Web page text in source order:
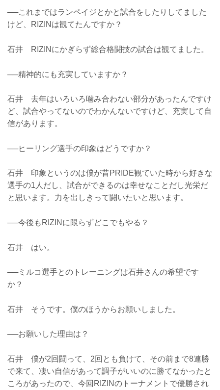
──これまではランペイジとかと試合をしたりしてました
けど、RIZINは観てたんですか？
石井 RIZINにかぎらず総合格闘技の試合は観てました。
──精神的にも充実していますか？
石井 去年はいろいろ噛み合わない部分があったんですけ
ど、試合やってないのでわかんないですけど、充実して自
信があります。
──ヒーリング選手の印象はどうですか？
石井 印象というのは僕が昔PRIDE観ていた時から好きな
選手の1人だし、試合ができるのは幸せなことだし光栄だ
と思います。力を出しきって闘いたいと思います。
──今後もRIZINに限らずどこでもやる？
石井 はい。
──ミルコ選手とのトレーニングは石井さんの希望です
か？
石井 そうです。僕のほうからお願いしました。
──お願いした理由は？
石井 僕が2回闘って、2回とも負けて、その前まで8連勝
で来て、凄い自信があって調子がいいのに勝てなかったと
ころがあったので、今回RIZINのトーナメントで優勝され